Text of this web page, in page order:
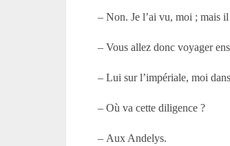
– Non. Je l’ai vu, moi ; mais il
– Vous allez donc voyager
– Lui sur l’impériale, moi
– Où va cette diligence ?
– Aux Andelys.